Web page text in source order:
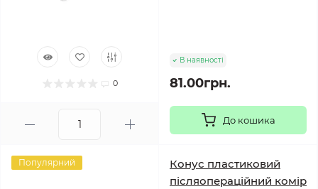
0
В наявності
81.00грн.
До кошика
Популярний
Конус пластиковий
післяопераційний комір